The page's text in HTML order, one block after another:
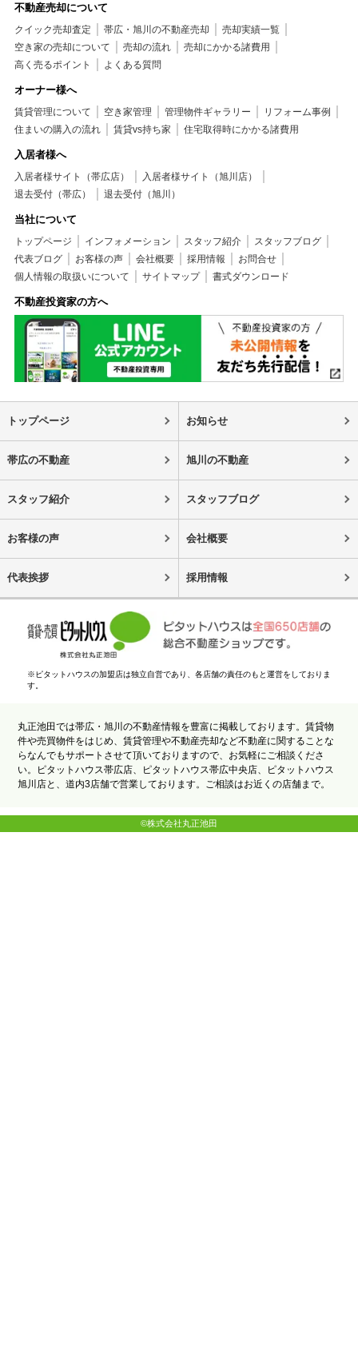
不動産売却について
クイック売却査定 帯広・旭川の不動産売却
売却実績一覧
空き家の売却について
売却の流れ
売却にかかる諸費用
高く売るポイント
よくある質問
オーナー様へ
賃貸管理について 空き家管理 管理物件ギャラリー
リフォーム事例
住まいの購入の流れ
賃貸vs持ち家 住宅取得時にかかる諸費用
入居者様へ
入居者様サイト（帯広店）
入居者様サイト（旭川店）
退去受付（帯広）
退去受付（旭川）
当社について
トップページ インフォメーション スタッフ紹介
スタッフブログ
代表ブログ
お客様の声 会社概要 採用情報
お問合せ
個人情報の取扱いについて
サイトマップ 書式ダウンロード
不動産投資家の方へ
トップページ お知らせ
帯広の不動産 旭川の不動産
スタッフ紹介 スタッフブログ
お客様の声 会社概要
代表挨拶 採用情報
※ピタットハウスの加盟店は独立自営であり、各店舗の責任のもと運営をしておりま
す。
丸正池田では帯広・旭川の不動産情報を豊富に掲載しております。賃貸物
件や売買物件をはじめ、賃貸管理や不動産売却など不動産に関することな
らなんでもサポートさせて頂いておりますので、お気軽にご相談くださ
い。ピタットハウス帯広店、ピタットハウス帯広中央店、ピタットハウス
旭川店と、道内3店舗で営業しております。ご相談はお近くの店舗まで。
©株式会社丸正池田